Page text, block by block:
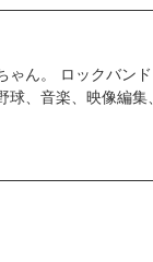
ゃん。 ロックバンド
、音楽、映像編集、